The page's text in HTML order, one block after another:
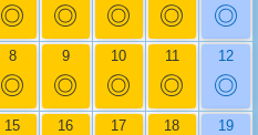
◎ ◎ ◎ ◎ ◎
8
◎
9
◎
10
◎
11
◎
12
◎
15 16 17 18 19